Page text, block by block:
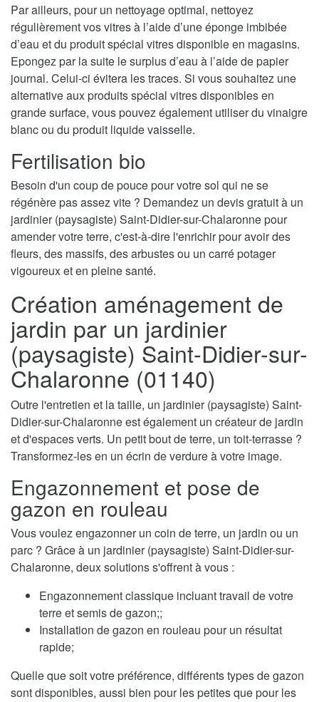
Par ailleurs, pour un nettoyage optimal, nettoyez
régulièrement vos vitres à l’aide d’une éponge imbibée
d’eau et du produit spécial vitres disponible en magasins.
Epongez par la suite le surplus d’eau à l’aide de papier
journal. Celui-ci évitera les traces. Si vous souhaitez une
alternative aux produits spécial vitres disponibles en
grande surface, vous pouvez également utiliser du vinaigre
blanc ou du produit liquide vaisselle.
Fertilisation bio
Besoin d'un coup de pouce pour votre sol qui ne se
régénère pas assez vite ? Demandez un devis gratuit à un
jardinier (paysagiste) Saint-Didier-sur-Chalaronne pour
amender votre terre, c'est-à-dire l'enrichir pour avoir des
fleurs, des massifs, des arbustes ou un carré potager
vigoureux et en pleine santé.
Création aménagement de
jardin par un jardinier
(paysagiste) Saint-Didier-sur-
Chalaronne (01140)
Outre l'entretien et la taille, un jardinier (paysagiste) Saint-
Didier-sur-Chalaronne est également un créateur de jardin
et d'espaces verts. Un petit bout de terre, un toit-terrasse ?
Transformez-les en un écrin de verdure à votre image.
Engazonnement et pose de
gazon en rouleau
Vous voulez engazonner un coin de terre, un jardin ou un
parc ? Grâce à un jardinier (paysagiste) Saint-Didier-sur-
Chalaronne, deux solutions s'offrent à vous :
Engazonnement classique incluant travail de votre
terre et semis de gazon;;
Installation de gazon en rouleau pour un résultat
rapide;
Quelle que soit votre préférence, différents types de gazon
sont disponibles, aussi bien pour les petites que pour les